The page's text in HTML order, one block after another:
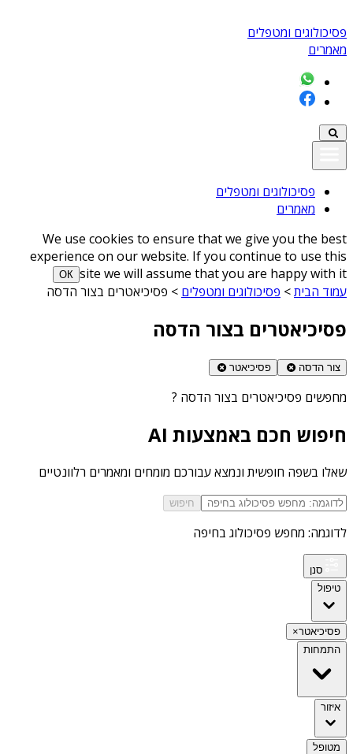
פסיכולוגים ומטפלים
מאמרים
פסיכולוגים ומטפלים
מאמרים
We use cookies to ensure that we give you the best
experience on our website. If you continue to use this
site we will assume that you are happy with it
ОК
עמוד הבית> פסיכולוגים ומטפלים > פסיכיאטרים בצור הדסה
פסיכיאטרים בצור הדסה
צור הדסה פסיכיאטר
מחפשים פסיכיאטרים בצור הדסה ?
חיפוש חכם באמצעות AI
שאלו בשפה חופשית ונמצא עבורכם מומחים ומאמרים רלוונטיים
חיפוש
לדוגמה: מחפש פסיכולוג בחיפה
סנן
טיפול
פסיכיאטר×
התמחות
איזור
מטופל